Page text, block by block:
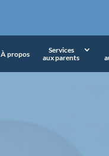
À propos
Services
aux parents